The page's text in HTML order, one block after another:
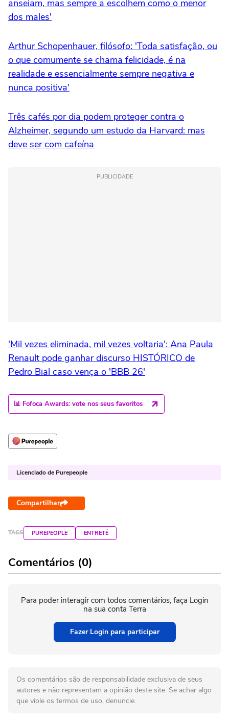
anseiam, mas sempre a escolhem como o menor
dos males'
Arthur Schopenhauer, filósofo: 'Toda satisfação, ou
o que comumente se chama felicidade, é na
realidade e essencialmente sempre negativa e
nunca positiva'
Três cafés por dia podem proteger contra o
Alzheimer, segundo um estudo da Harvard: mas
deve ser com cafeína
PUBLICIDADE
'Mil vezes eliminada, mil vezes voltaria': Ana Paula
Renault pode ganhar discurso HISTÓRICO de
Pedro Bial caso vença o 'BBB 26'
📊 Fofoca Awards: vote nos seus favoritos
Licenciado de Purepeople
Compartilhar
TAGS PUREPEOPLE ENTRETÊ
Comentários (0)
Para poder interagir com todos comentários, faça Login
na sua conta Terra
Fazer Login para participar
Os comentários são de responsabilidade exclusiva de seus
autores e não representam a opinião deste site. Se achar algo
que viole os termos de uso, denuncie.